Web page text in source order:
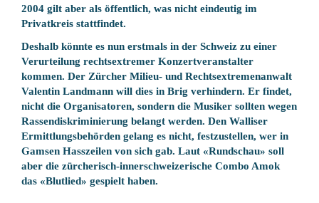
2004 gilt aber als öffentlich, was nicht eindeutig im
Privatkreis stattfindet.
Deshalb könnte es nun erstmals in der Schweiz zu einer
Verurteilung rechtsextremer Konzertveranstalter
kommen. Der Zürcher Milieu- und Rechtsextremenanwalt
Valentin Landmann will dies in Brig verhindern. Er findet,
nicht die Organisatoren, sondern die Musiker sollten wegen
Rassendiskriminierung belangt werden. Den Walliser
Ermittlungsbehörden gelang es nicht, festzustellen, wer in
Gamsen Hasszeilen von sich gab. Laut «Rundschau» soll
aber die zürcherisch-innerschweizerische Combo Amok
das «Blutlied» gespielt haben.